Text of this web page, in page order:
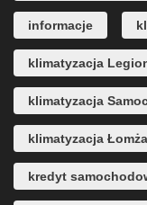
informacje
klimatyzacja
klimatyzacja
klimatyzacja Łomża
kredyt